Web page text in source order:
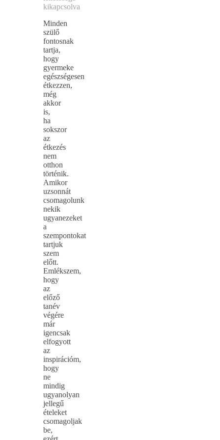
kikapcsolva
Minden
szülő
fontosnak
tartja,
hogy
gyermeke
egészségesen
étkezzen,
még
akkor
is,
ha
sokszor
az
étkezés
nem
otthon
történik.
Amikor
uzsonnát
csomagolunk
nekik
ugyanezeket
a
szempontokat
tartjuk
szem
előtt.
Emlékszem,
hogy
az
előző
tanév
végére
már
igencsak
elfogyott
az
inspirációm,
hogy
ne
mindig
ugyanolyan
jellegű
ételeket
csomagoljak
be,